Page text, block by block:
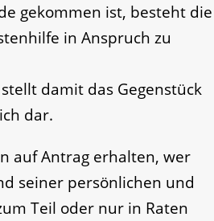
gekommen ist, besteht die
in Anspruch zu
damit das Gegenstück
dar.
auf Antrag erhalten, wer
seiner persönlichen und
Teil oder nur in Raten